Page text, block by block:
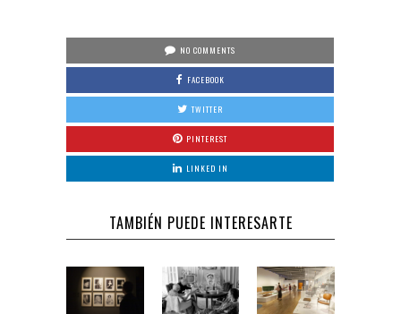
NO COMMENTS
FACEBOOK
TWITTER
PINTEREST
LINKED IN
TAMBIÉN PUEDE INTERESARTE